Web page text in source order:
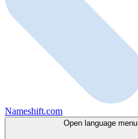
Nameshift.com
Open language menu